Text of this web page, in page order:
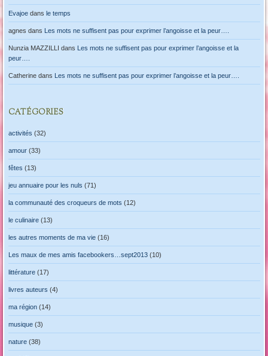
Evajoedans le temps
agnes dans Les mots ne suffisent pas pour exprimer l’angoisse et la peur….
Nunzia MAZZILLI dans Les mots ne suffisent pas pour exprimer l’angoisse et la
peur….
Catherinedans Les mots ne suffisent pas pour exprimer l’angoisse et la peur….
CATÉGORIES
activités (32)
amour(33)
fêtes (13)
jeu annuaire pour les nuls (71)
la communauté des croqueurs de mots (12)
le culinaire(13)
les autres moments de ma vie(16)
Les maux de mes amis facebookers…sept2013(10)
littérature(17)
livres auteurs (4)
ma région(14)
musique(3)
nature(38)